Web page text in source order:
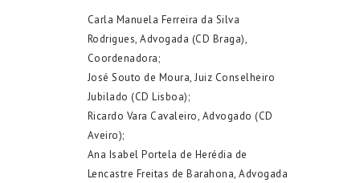
Carla Manuela Ferreira da Silva
Rodrigues, Advogada (CD Braga),
Coordenadora;
José Souto de Moura, Juiz Conselheiro
Jubilado (CD Lisboa);
Ricardo Vara Cavaleiro, Advogado (CD
Aveiro);
Ana Isabel Portela de Herédia de
Lencastre Freitas de Barahona, Advogada